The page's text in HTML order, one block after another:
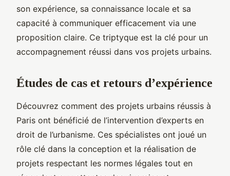
son expérience, sa connaissance locale et sa
capacité à communiquer efficacement via une
proposition claire. Ce triptyque est la clé pour un
accompagnement réussi dans vos projets urbains.
Études de cas et retours d’expérience
Découvrez comment des projets urbains réussis à
Paris ont bénéficié de l’intervention d’experts en
droit de l’urbanisme. Ces spécialistes ont joué un
rôle clé dans la conception et la réalisation de
projets respectant les normes légales tout en